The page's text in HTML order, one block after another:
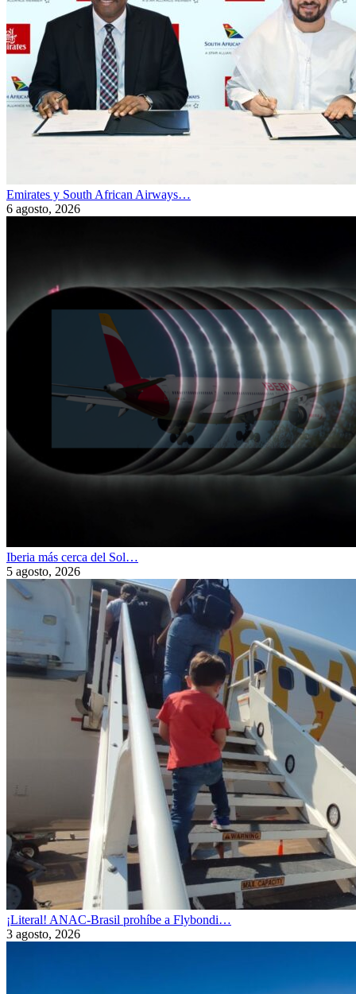
Emirates y South African Airways…
6 agosto, 2026
Iberia más cerca del Sol…
5 agosto, 2026
¡Literal! ANAC-Brasil prohíbe a Flybondi…
3 agosto, 2026